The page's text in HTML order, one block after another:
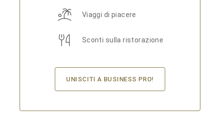
Viaggi di piacere
Sconti sulla ristorazione
UNISCITI A BUSINESS PRO!